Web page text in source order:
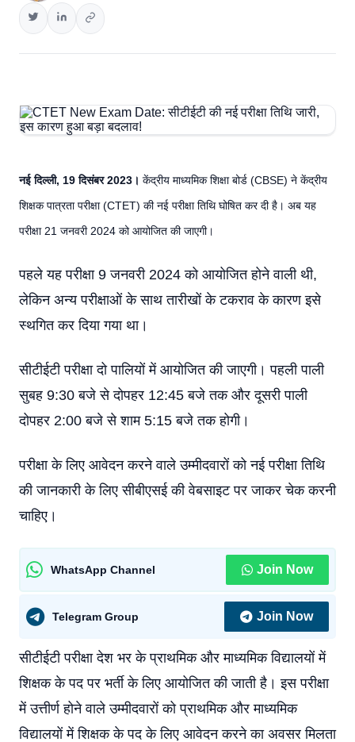
नई दिल्ली, 19 दिसंबर 2023। केंद्रीय माध्यमिक शिक्षा बोर्ड (CBSE) ने केंद्रीय
शिक्षक पात्रता परीक्षा (CTET) की नई परीक्षा तिथि घोषित कर दी है। अब यह
परीक्षा 21 जनवरी 2024 को आयोजित की जाएगी।
पहले यह परीक्षा 9 जनवरी 2024 को आयोजित होने वाली थी,
लेकिन अन्य परीक्षाओं के साथ तारीखों के टकराव के कारण इसे
स्थगित कर दिया गया था।
सीटीईटी परीक्षा दो पालियों में आयोजित की जाएगी। पहली पाली
सुबह 9:30 बजे से दोपहर 12:45 बजे तक और दूसरी पाली
दोपहर 2:00 बजे से शाम 5:15 बजे तक होगी।
परीक्षा के लिए आवेदन करने वाले उम्मीदवारों को नई परीक्षा तिथि
की जानकारी के लिए सीबीएसई की वेबसाइट पर जाकर चेक करनी
चाहिए।
WhatsApp Channel Join Now
Telegram Group Join Now
सीटीईटी परीक्षा देश भर के प्राथमिक और माध्यमिक विद्यालयों में
शिक्षक के पद पर भर्ती के लिए आयोजित की जाती है। इस परीक्षा
में उत्तीर्ण होने वाले उम्मीदवारों को प्राथमिक और माध्यमिक
विद्यालयों में शिक्षक के पद के लिए आवेदन करने का अवसर मिलता